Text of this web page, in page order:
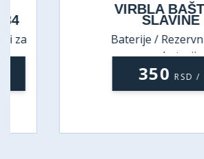
VIRBLA
SLAVINE 1/2
Baterije / Rezervni delovi
baterije
RSD / KOM